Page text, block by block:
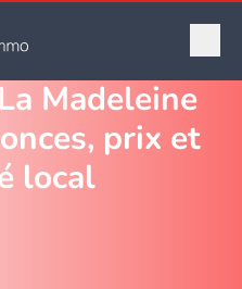
Madeleine
prix et
local